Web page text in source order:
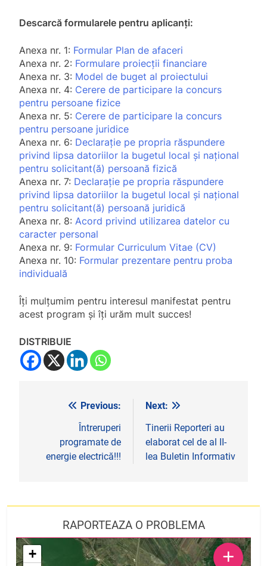
Descarcă formularele pentru aplicanți:
Anexa nr. 1: Formular Plan de afaceri
Anexa nr. 2: Formulare proiecții financiare
Anexa nr. 3: Model de buget al proiectului
Anexa nr. 4: Cerere de participare la concurs
pentru persoane fizice
Anexa nr. 5: Cerere de participare la concurs
pentru persoane juridice
Anexa nr. 6: Declarație pe propria răspundere
privind lipsa datoriilor la bugetul local și național
pentru solicitant(ă) persoană fizică
Anexa nr. 7: Declarație pe propria răspundere
privind lipsa datoriilor la bugetul local și național
pentru solicitant(ă) persoană juridică
Anexa nr. 8: Acord privind utilizarea datelor cu
caracter personal
Anexa nr. 9: Formular Curriculum Vitae (CV)
Anexa nr. 10: Formular prezentare pentru proba
individuală
Îți mulţumim pentru interesul manifestat pentru
acest program şi îți urăm mult succes!
DISTRIBUIE
Navigare
articole
Previous:
Întreruperi
programate de
energie electrică!!!
Next:
Tinerii Reporteri au
elaborat cel de al II-
lea Buletin Informativ
RAPORTEAZA O PROBLEMA
+
+